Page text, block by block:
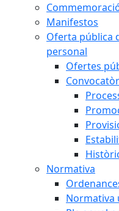
Manifestos
Oferta pública
personal
Ofertes
Normativa
Normativa